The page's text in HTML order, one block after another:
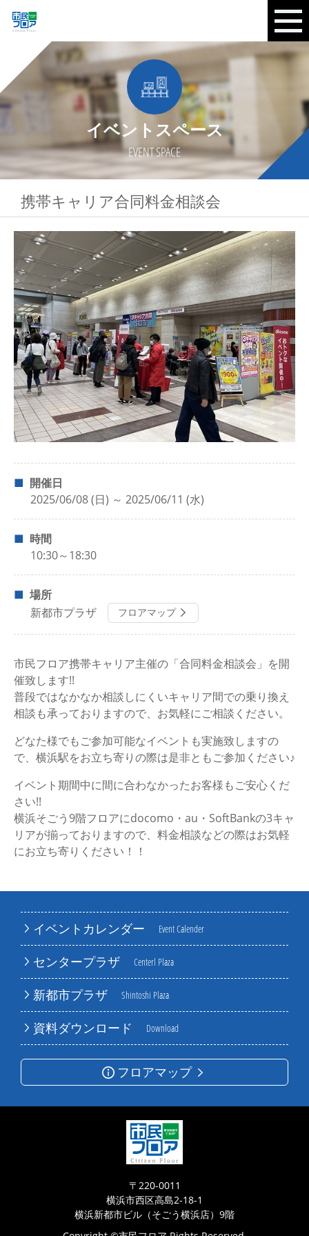
イベントスペース
EVENT SPACE
イベントカレンダー Event Calender
センタープラザ Centerl Plaza
新都市プラザ Shintoshi Plaza
資料ダウンロード Download
フロアマップ
携帯キャリア合同料金相談会
開催日
2025/06/08 (日) ～ 2025/06/11 (水)
時間
10:30～18:30
場所
新都市プラザ フロアマップ
市民フロア携帯キャリア主催の「合同料金相談会」を開
催致します!!
普段ではなかなか相談しにくいキャリア間での乗り換え
相談も承っておりますので、お気軽にご相談ください。
どなた様でもご参加可能なイベントも実施致しますの
で、横浜駅をお立ち寄りの際は是非ともご参加ください♪
イベント期間中に間に合わなかったお客様もご安心くだ
さい!!
横浜そごう9階フロアにdocomo・au・SoftBankの3キャ
リアが揃っておりますので、料金相談などの際はお気軽
にお立ち寄りください！！
〒220-0011
横浜市西区高島2-18-1
横浜新都市ビル（そごう横浜店）9階